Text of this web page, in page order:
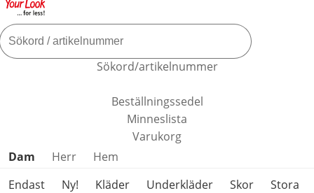
Sökord/artikelnummer
Beställningssedel
Minneslista
Varukorg
Hoppa över produktkategorier
Dam Herr
Hem
Endast
Ny! Kläder Underkläder Skor
Stora